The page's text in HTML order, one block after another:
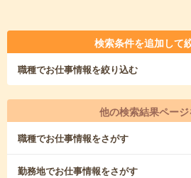
検索条件を追加して
職種でお仕事情報を絞り込む
他の検索結果ペー
職種でお仕事情報をさがす
勤務地でお仕事情報をさがす